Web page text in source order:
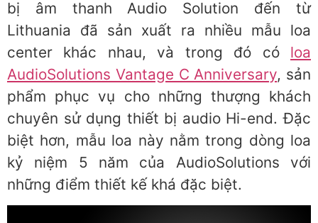
bị âm thanh Audio Solution đến từ
Lithuania đã sản xuất ra nhiều mẫu loa
center khác nhau, và trong đó có loa
AudioSolutions Vantage C Anniversary, sản
phẩm phục vụ cho những thượng khách
chuyên sử dụng thiết bị audio Hi-end. Đặc
biệt hơn, mẫu loa này nằm trong dòng loa
kỷ niệm 5 năm của AudioSolutions với
những điểm thiết kế khá đặc biệt.